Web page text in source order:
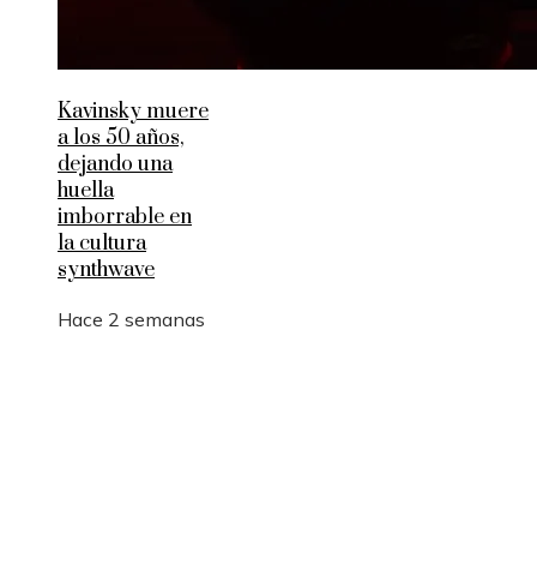
Kavinsky muere
a los 50 años,
dejando una
huella
imborrable en
la cultura
synthwave
Hace 2 semanas